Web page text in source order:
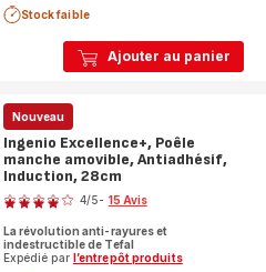
Ajouter au panier
(moyenne)
Stock faible
Nouveau
Ingenio Excellence+, Poêle
manche amovible, Antiadhésif,
Induction, 28cm
Note
4
étoiles
4/5- 15 Avis
La révolution anti-rayures et
indestructible de Tefal
Expédié par l’entrepôt produits